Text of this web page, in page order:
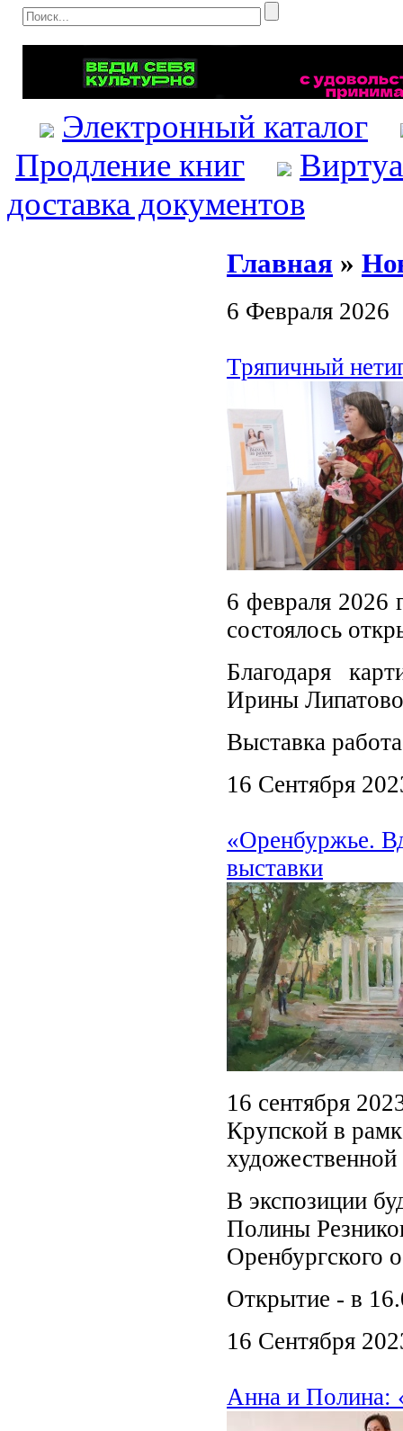
Электронный каталог
Продление книг
доставка документов
Главная »
6 Февраля 2026
Тряпичный
6 февраля 2026
состоялось
Благодаря
Ирины
Выставка
16 Сентября
«Оренбуржье.
выставки
16 сентября
Крупской в
В экспозиции
Полины
Оренбургского
Открытие - в
16 Сентября
Анна и Полина: